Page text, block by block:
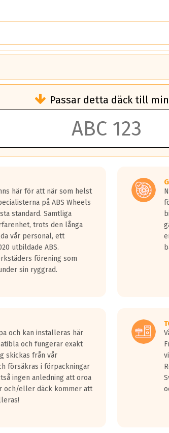
än ett klass G däck.
50 liter bränsle med ett klass A däck gentemot
vilken rutt du kör, samt vilken körstil du använder.
lastbilar.
på en väg där det ligger 0.5-1.5 mm vatten.
fyra billängder( ca 18meter) mellan däck med
överträffa motorljudet.
ett däck med vågar. Hög bullernivå markeras
kraven som finns i dagsläget, men är inte längre
Passar detta däck till
här för att när som helst
på ABS Wheels
standard. Samtliga
trots den långa
vår personal, ett
utbildade ABS.
förening som
sin ryggrad.
och kan installeras här
och fungerar exakt
skickas från vår
försäkras i förpackningar
ingen anledning att oroa
och/eller däck kommer att